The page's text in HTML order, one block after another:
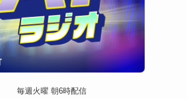
毎週火曜 朝6時配信